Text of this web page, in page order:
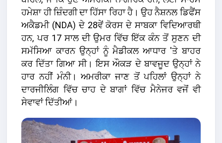
ਹਮੇਸ਼ਾ ਹੀ ਜ਼ਿੰਦਗੀ ਦਾ ਹਿੱਸਾ ਰਿਹਾ ਹੈ। ਉਹ ਨੈਸ਼ਨਲ ਡਿਫੈਂਸ
ਅਕੈਡਮੀ (NDA) ਦੇ 28ਵੇਂ ਕੋਰਸ ਦੇ ਸਾਬਕਾ ਵਿਦਿਆਰਥੀ
ਹਨ, ਪਰ 17 ਸਾਲ ਦੀ ਉਮਰ ਵਿੱਚ ਇੱਕ ਕੰਨ ਤੋਂ ਸੁਣਨ ਦੀ
ਸਮੱਸਿਆ ਕਾਰਨ ਉਨ੍ਹਾਂ ਨੂੰ ਮੈਡੀਕਲ ਆਧਾਰ 'ਤੇ ਬਾਹਰ
ਕਰ ਦਿੱਤਾ ਗਿਆ ਸੀ। ਇਸ ਔਕੜ ਦੇ ਬਾਵਜੂਦ ਉਨ੍ਹਾਂ ਨੇ
ਹਾਰ ਨਹੀਂ ਮੰਨੀ। ਅਮਰੀਕਾ ਜਾਣ ਤੋਂ ਪਹਿਲਾਂ ਉਨ੍ਹਾਂ ਨੇ
ਦਾਰਜੀਲਿੰਗ ਵਿੱਚ ਚਾਹ ਦੇ ਬਾਗਾਂ ਵਿੱਚ ਮੈਨੇਜਰ ਵਜੋਂ ਵੀ
ਸੇਵਾਵਾਂ ਦਿੱਤੀਆਂ।